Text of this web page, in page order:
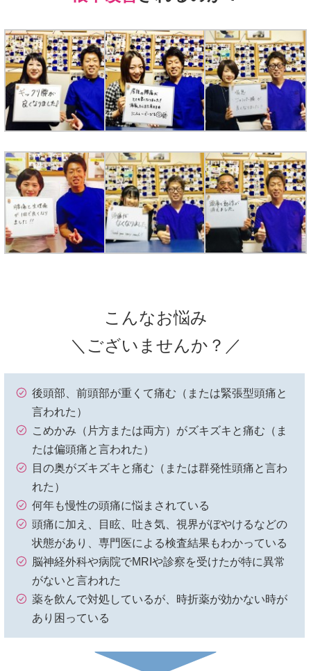
こんなお悩み
＼ございませんか？／
後頭部、前頭部が重くて痛む（または緊張型頭痛と
言われた）
こめかみ（片方または両方）がズキズキと痛む（ま
たは偏頭痛と言われた）
目の奥がズキズキと痛む（または群発性頭痛と言わ
れた）
何年も慢性の頭痛に悩まされている
頭痛に加え、目眩、吐き気、視界がぼやけるなどの
状態があり、専門医による検査結果もわかっている
脳神経外科や病院でMRIや診察を受けたが特に異常
がないと言われた
薬を飲んで対処しているが、時折薬が効かない時が
あり困っている